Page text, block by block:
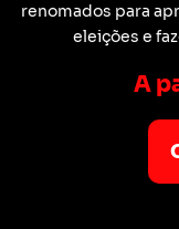
renomados para
eleições e
A